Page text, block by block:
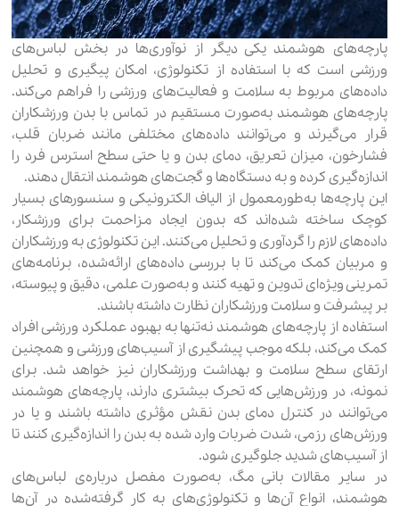
پارچه‌های هوشمند یکی دیگر از نوآوری‌ها در بخش لباس‌های
ورزشی است که با استفاده از تکنولوژی، امکان پیگیری و تحلیل
داده‌های مربوط به سلامت و فعالیت‌های ورزشی را فراهم می‌کند.
پارچه‌های هوشمند به‌صورت مستقیم در تماس با بدن ورزشکاران
قرار می‌گیرند و می‌توانند داده‌های مختلفی مانند ضربان قلب،
فشارخون، میزان تعریق، دمای بدن و یا حتی سطح استرس فرد را
اندازه‌گیری کرده و به دستگاه‌ها و گجت‌های هوشمند انتقال دهند.
این پارچه‌ها به‌طورمعمول از الیاف الکترونیکی و سنسورهای بسیار
کوچک ساخته شده‌اند که بدون ایجاد مزاحمت برای ورزشکار،
داده‌های لازم را گردآوری و تحلیل می‌کنند. این تکنولوژی به ورزشکاران
و مربیان کمک می‌کند تا با بررسی داده‌های ارائه‌شده، برنامه‌های
تمرینی ویژه‌ای تدوین و تهیه کنند و به‌صورت علمی، دقیق و پیوسته،
بر پیشرفت و سلامت ورزشکاران نظارت داشته باشند.
استفاده از پارچه‌های هوشمند نه‌تنها به بهبود عملکرد ورزشی افراد
کمک می‌کند، بلکه موجب پیشگیری از آسیب‌های ورزشی و همچنین
ارتقای سطح سلامت و بهداشت ورزشکاران نیز خواهد شد. برای
نمونه، در ورزش‌هایی که تحرک بیشتری دارند، پارچه‌های هوشمند
می‌توانند در کنترل دمای بدن نقش مؤثری داشته باشند و یا در
ورزش‌های رزمی، شدت ضربات وارد شده به بدن را اندازه‌گیری کنند تا
از آسیب‌های شدید جلوگیری شود.
در سایر مقالات بانی مگ، به‌صورت مفصل درباره‌ی لباس‌های
هوشمند، انواع آن‌ها و تکنولوژی‌های به کار گرفته‌شده در آن‌ها